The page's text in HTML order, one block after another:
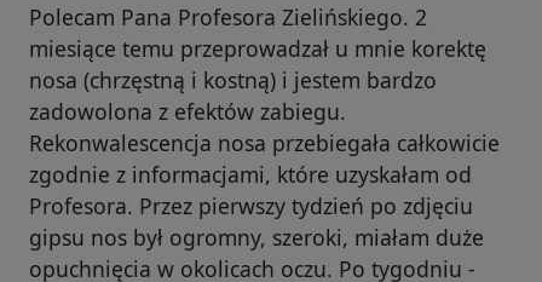
Polecam Pana Profesora Zielińskiego. 2
miesiące temu przeprowadzał u mnie korektę
nosa (chrzęstną i kostną) i jestem bardzo
zadowolona z efektów zabiegu.
Rekonwalescencja nosa przebiegała całkowicie
zgodnie z informacjami, które uzyskałam od
Profesora. Przez pierwszy tydzień po zdjęciu
gipsu nos był ogromny, szeroki, miałam duże
opuchnięcia w okolicach oczu. Po tygodniu -